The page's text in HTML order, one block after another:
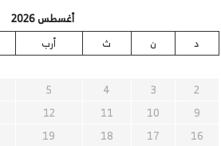
أغسطس 2026
د
ن ث أرب
2
3
4
5
9
10
11
12
16
17
18
19